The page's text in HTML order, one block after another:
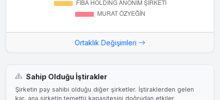
Ortaklık Değişimleri
Sahip Olduğu İştirakler
Şirketin pay sahibi olduğu diğer şirketler. İştiraklerden gelen
kar, ana şirketin temettü kapasitesini doğrudan etkiler.